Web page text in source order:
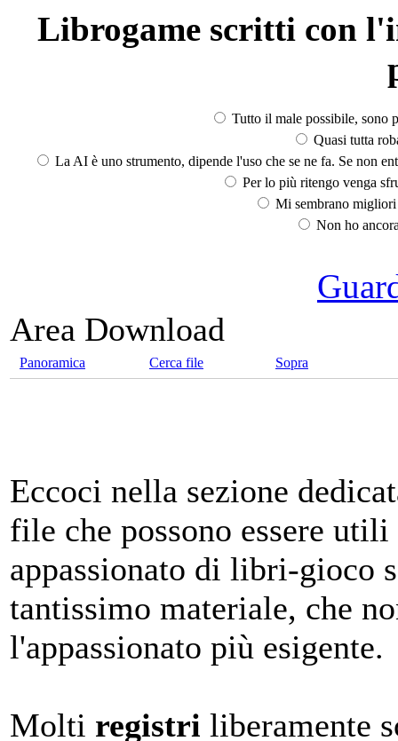
Librogame scritti con
Tutto il male possibile, sono
Quasi tutta
La AI è uno strumento, dipende l'uso che se ne fa. Se non
Per lo più ritengo venga
Mi sembrano
Non ho
Area Download
Panoramica Cerca file Sopra
Eccoci nella sezione
file che possono essere
appassionato di libri-gioco
tantissimo materiale, che
l'appassionato più esigente.
Molti registri liberamente